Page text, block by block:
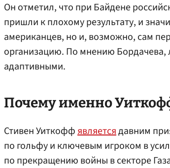
Он отметил, что при Байдене
пришли к плохому результату, и
американцев, но и, возможно, сам
организацию. По мнению
адаптивными.
Почему именно
Стивен Уиткоффявляетсядавним
по гольфу и ключевым игроком в
по прекращению войны в секторе